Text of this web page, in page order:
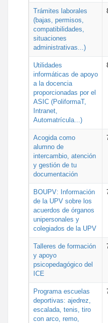
Trámites laborales
(bajas, permisos,
compatibilidades,
situaciones
administrativas...)
Utilidades
informáticas de apoyo
a la docencia
proporcionadas por el
ASIC (PoliformaT,
Intranet,
Automatrícula...)
Acogida como
alumno de
intercambio, atención
y gestión de tu
documentación
BOUPV: Información
de la UPV sobre los
acuerdos de órganos
unipersonales y
colegiados de la UPV
Talleres de formación
y apoyo
psicopedagógico del
ICE
Programa escuelas
deportivas: ajedrez,
escalada, tenis, tiro
con arco, remo,